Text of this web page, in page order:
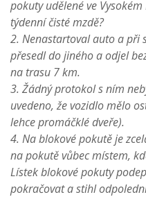
pokuty udělené ve
týdenní čisté mzdě?
2. Nenastartoval auto a při
přesedl do jiného a odjel
na trasu 7 km.
3. Žádný protokol s ním
uvedeno, že vozidlo mělo
lehce promáčklé dveře).
4. Na blokové pokutě je
na pokutě vůbec místem,
Lístek blokové pokuty
pokračovat a stihl